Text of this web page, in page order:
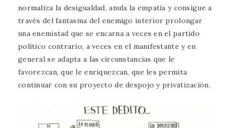
normaliza la desigualdad, anula la empatía y consigue a
través del fantasma del enemigo interior prolongar
una enemistad que se encarna a veces en el partido
político contrario, a veces en el manifestante y en
general se adapta a las circunstancias que le
favorezcan, que le enriquezcan, que les permita
continuar con su proyecto de despojo y privatización.